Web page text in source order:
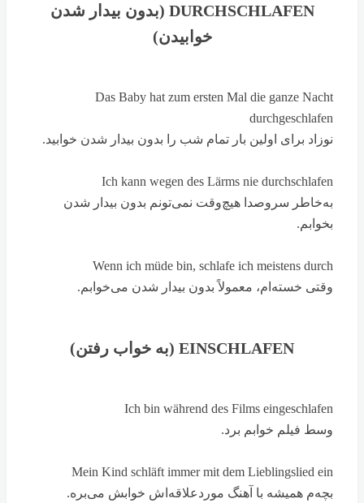
DURCHSCHLAFEN (بدون بیدار شدن
خوابیدن)
Das Baby hat zum ersten Mal die ganze Nacht
durchgeschlafen
نوزاد برای اولین بار تمام شب را بدون بیدار شدن خوابید.
Ich kann wegen des Lärms nie durchschlafen
به‌خاطر سروصدا هیچ‌وقت نمی‌تونم بدون بیدار شدن
بخوابم.
Wenn ich müde bin, schlafe ich meistens durch
وقتی خسته‌ام، معمولاً بدون بیدار شدن می‌خوابم.
EINSCHLAFEN (به خواب رفتن)
Ich bin während des Films eingeschlafen
وسط فیلم خوابم برد.
Mein Kind schläft immer mit dem Lieblingslied ein
بچه‌م همیشه با آهنگ موردعلاقه‌اش خوابش می‌بره.